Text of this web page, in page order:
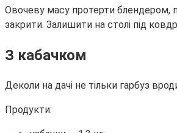
Овочеву масу протерти блендером,
закрити. Залишити на столі під
З кабачком
Деколи на дачі не тільки гарбуз
Продукти: